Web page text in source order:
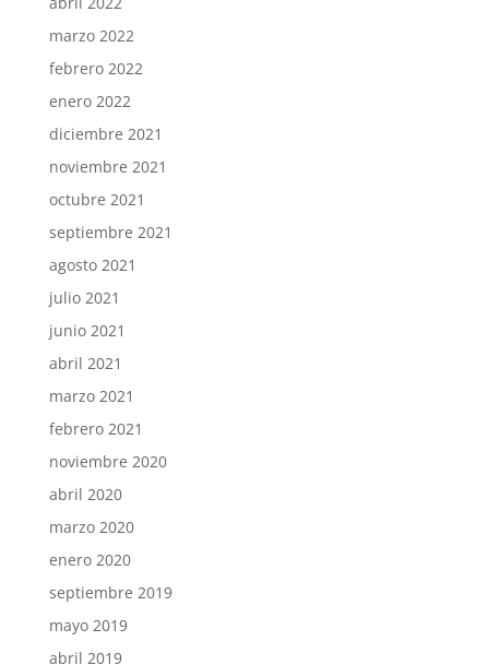
marzo 2022
febrero 2022
enero 2022
diciembre 2021
noviembre 2021
octubre 2021
septiembre 2021
agosto 2021
julio 2021
junio 2021
abril 2021
marzo 2021
febrero 2021
noviembre 2020
abril 2020
marzo 2020
enero 2020
septiembre 2019
mayo 2019
abril 2019